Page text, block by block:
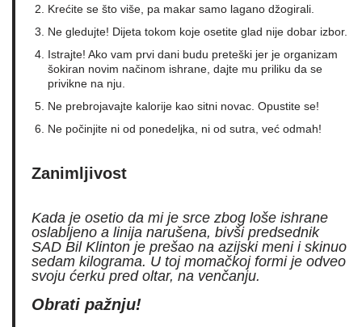
Krećite se što više, pa makar samo lagano džogirali.
Ne gledujte! Dijeta tokom koje osetite glad nije dobar izbor.
Istrajte! Ako vam prvi dani budu preteški jer je organizam
šokiran novim načinom ishrane, dajte mu priliku da se
privikne na nju.
Ne prebrojavajte kalorije kao sitni novac. Opustite se!
Ne počinjite ni od ponedeljka, ni od sutra, već odmah!
Zanimljivost
Kada je osetio da mi je srce zbog loše ishrane
oslabljeno a linija narušena, bivši predsednik
SAD Bil Klinton je prešao na azijski meni i skinuo
sedam kilograma. U toj momačkoj formi je odveo
svoju ćerku pred oltar, na venčanju.
Obrati pažnju!